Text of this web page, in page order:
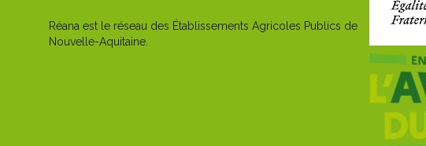
Réana est le réseau des Établissements Agricoles Publics de
Nouvelle-Aquitaine.